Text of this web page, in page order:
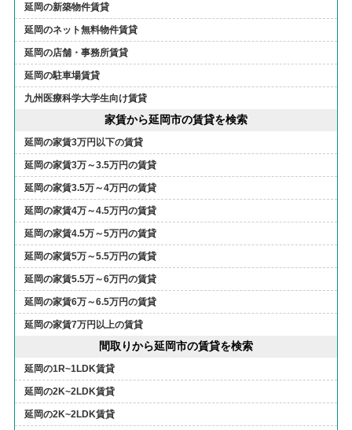
延岡の新築物件賃貸
延岡のネット無料物件賃貸
延岡の店舗・事務所賃貸
延岡の駐車場賃貸
九州医療科学大学生向け賃貸
家賃から延岡市の賃貸を検索
延岡の家賃3万円以下の賃貸
延岡の家賃3万～3.5万円の賃貸
延岡の家賃3.5万～4万円の賃貸
延岡の家賃4万～4.5万円の賃貸
延岡の家賃4.5万～5万円の賃貸
延岡の家賃5万～5.5万円の賃貸
延岡の家賃5.5万～6万円の賃貸
延岡の家賃6万～6.5万円の賃貸
延岡の家賃7万円以上の賃貸
間取りから延岡市の賃貸を検索
延岡の1R~1LDK賃貸
延岡の2K~2LDK賃貸
延岡の2K~2LDK賃貸